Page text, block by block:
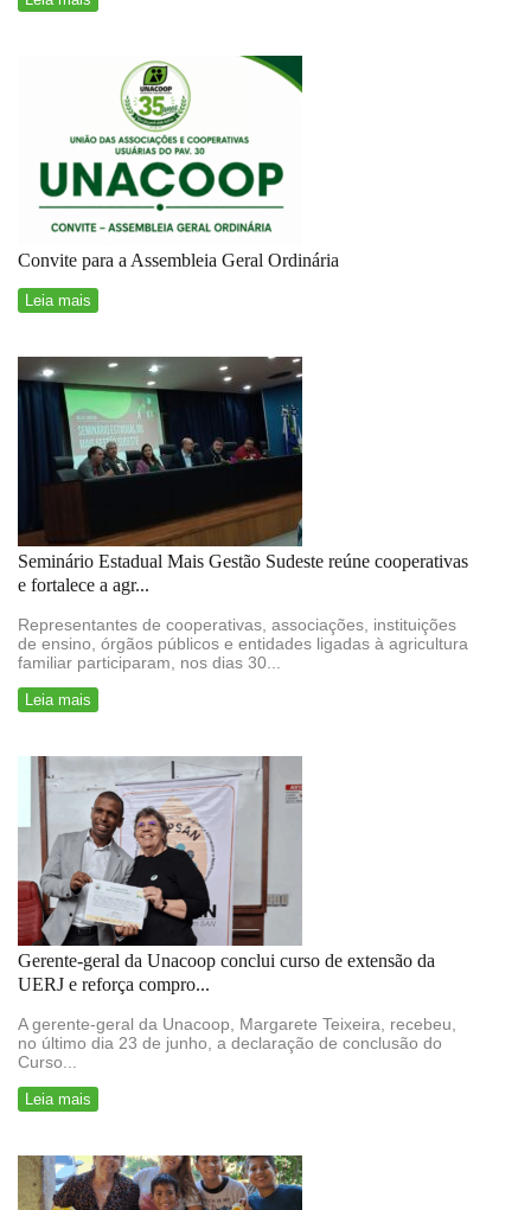
Convite para a Assembleia Geral Ordinária
Leia mais
Seminário Estadual Mais Gestão Sudeste reúne cooperativas
e fortalece a agr...
Representantes de cooperativas, associações, instituições
de ensino, órgãos públicos e entidades ligadas à agricultura
familiar participaram, nos dias 30...
Leia mais
Gerente-geral da Unacoop conclui curso de extensão da
UERJ e reforça compro...
A gerente-geral da Unacoop, Margarete Teixeira, recebeu,
no último dia 23 de junho, a declaração de conclusão do
Curso...
Leia mais